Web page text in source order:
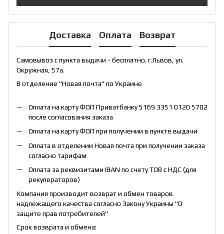
Доставка Оплата Возврат
Самовывоз с пункта выдачи - бесплатно. г.Львов, ул.
Окружная, 57а.
В отделение "Новая почта" по Украине
Оплата на карту ФОП Приватбанку 5169 3351 0120 5702
после согласования заказа
Оплата на карту ФОП при получении в пункте выдачи
Оплата в отделении Новая почта при получении заказа
согласно тарифам
Оплата за реквизитами IBAN по счету ТОВ с НДС (для
рекуператоров)
Компания производит возврат и обмен товаров
надлежащего качества согласно Закону Украины "О
защите прав потребителей"
Срок возврата и обмена: